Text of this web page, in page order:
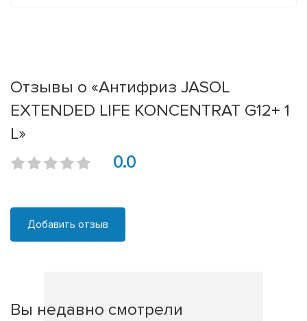
Отзывы о «Антифриз JASOL
EXTENDED LIFE KONCENTRAT G12+ 1
L»
0.0
Добавить отзыв
Вы недавно смотрели